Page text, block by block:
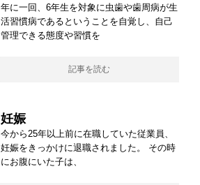
年に一回、6年生を対象に虫歯や歯周病が生
活習慣病であるということを自覚し、自己
管理できる態度や習慣を
記事を読む
妊娠
今から25年以上前に在職していた従業員、
妊娠をきっかけに退職されました。 その時
にお腹にいた子は、